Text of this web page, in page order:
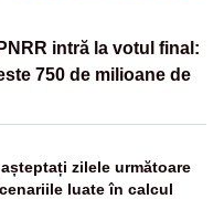
intră la votul final:
750 de milioane de
zilele următoare
luate în calcul